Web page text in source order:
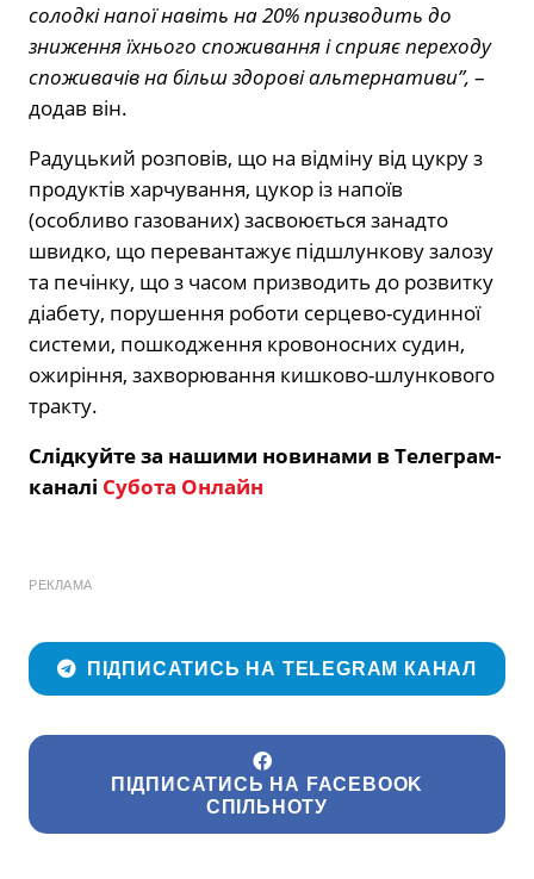
солодкі напої навіть на 20% призводить до
зниження їхнього споживання і сприяє переходу
споживачів на більш здорові альтернативи”, –
додав він.
Радуцький розповів, що на відміну від цукру з
продуктів харчування, цукор із напоїв
(особливо газованих) засвоюється занадто
швидко, що перевантажує підшлункову залозу
та печінку, що з часом призводить до розвитку
діабету, порушення роботи серцево-судинної
системи, пошкодження кровоносних судин,
ожиріння, захворювання кишково-шлункового
тракту.
Слідкуйте за нашими новинами в Телеграм-
каналі Субота Онлайн
РЕКЛАМА
ПІДПИСАТИСЬ НА TELEGRAM КАНАЛ
ПІДПИСАТИСЬ НА FACEBOOK
СПІЛЬНОТУ